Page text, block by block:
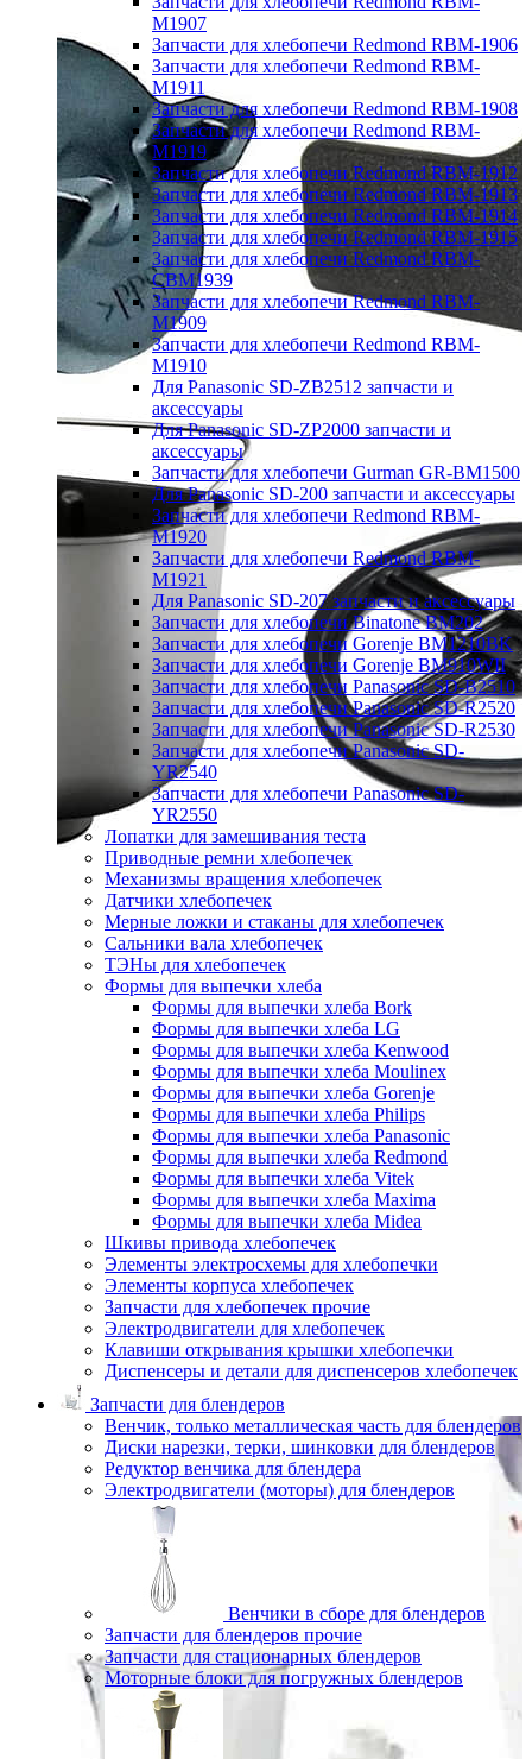
M1907
Запчасти для хлебопечи Redmond RBM-1906
Запчасти для хлебопечи Redmond RBM-
M1911
Запчасти для хлебопечи Redmond RBM-1908
Запчасти для хлебопечи Redmond RBM-
M1919
Запчасти для хлебопечи Redmond RBM-1912
Запчасти для хлебопечи Redmond RBM-1913
Запчасти для хлебопечи Redmond RBM-1914
Запчасти для хлебопечи Redmond RBM-1915
Запчасти для хлебопечи Redmond RBM-
CBM1939
Запчасти для хлебопечи Redmond RBM-
M1909
Запчасти для хлебопечи Redmond RBM-
M1910
Для Panasonic SD-ZB2512 запчасти и
аксессуары
Для Panasonic SD-ZP2000 запчасти и
аксессуары
Запчасти для хлебопечи Gurman GR-BM1500
Для Panasonic SD-200 запчасти и аксессуары
Запчасти для хлебопечи Redmond RBM-
M1920
Запчасти для хлебопечи Redmond RBM-
M1921
Для Panasonic SD-207 запчасти и аксессуары
Запчасти для хлебопечи Binatone BM202
Запчасти для хлебопечи Gorenje BM1210BK
Запчасти для хлебопечи Gorenje BM910WII
Запчасти для хлебопечи Panasonic SD-B2510
Запчасти для хлебопечи Panasonic SD-R2520
Запчасти для хлебопечи Panasonic SD-R2530
Запчасти для хлебопечи Panasonic SD-
YR2540
Запчасти для хлебопечи Panasonic SD-
YR2550
Лопатки для замешивания теста
Приводные ремни хлебопечек
Механизмы вращения хлебопечек
Датчики хлебопечек
Мерные ложки и стаканы для хлебопечек
Сальники вала хлебопечек
ТЭНы для хлебопечек
Формы для выпечки хлеба
Формы для выпечки хлеба Bork
Формы для выпечки хлеба LG
Формы для выпечки хлеба Kenwood
Формы для выпечки хлеба Moulinex
Формы для выпечки хлеба Gorenje
Формы для выпечки хлеба Philips
Формы для выпечки хлеба Panasonic
Формы для выпечки хлеба Redmond
Формы для выпечки хлеба Vitek
Формы для выпечки хлеба Maxima
Формы для выпечки хлеба Midea
Шкивы привода хлебопечек
Элементы электросхемы для хлебопечки
Элементы корпуса хлебопечек
Запчасти для хлебопечек прочие
Электродвигатели для хлебопечек
Клавиши открывания крышки хлебопечки
Диспенсеры и детали для диспенсеров хлебопечек
Запчасти для блендеров
Венчик, только металлическая часть для блендеров
Диски нарезки, терки, шинковки для блендеров
Редуктор венчика для блендера
Электродвигатели (моторы) для блендеров
Венчики в сборе для блендеров
Запчасти для блендеров прочие
Запчасти для стационарных блендеров
Моторные блоки для погружных блендеров